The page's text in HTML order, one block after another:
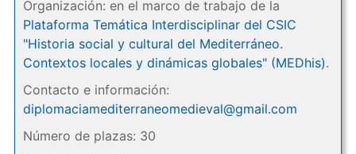
Organización: en el marco de trabajo de la
Plataforma Temática Interdisciplinar del CSIC
"Historia social y cultural del Mediterráneo.
Contextos locales y dinámicas globales" (MEDhis).
Contacto e información:
diplomaciamediterraneomedieval@gmail.com
Número de plazas: 30